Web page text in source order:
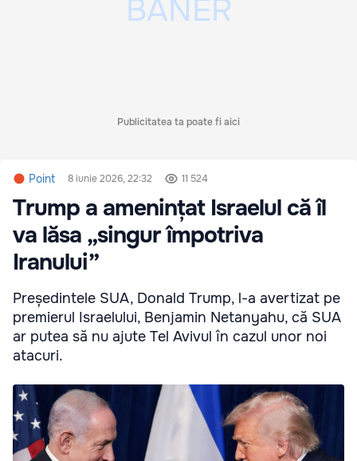
Publicitatea ta poate fi aici
Point 8 iunie 2026, 22:32 11 524
Trump a amenințat Israelul că îl
va lăsa „singur împotriva
Iranului”
Președintele SUA, Donald Trump, l-a avertizat pe
premierul Israelului, Benjamin Netanyahu, că SUA
ar putea să nu ajute Tel Avivul în cazul unor noi
atacuri.